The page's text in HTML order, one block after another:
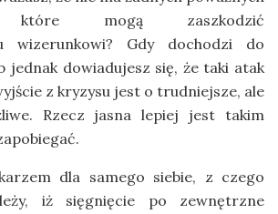
które mogą zaszkodzić
wizerunkowi? Gdy dochodzi do
jednak dowiadujesz się, że taki atak
z kryzysu jest o trudniejsze, ale
Rzecz jasna lepiej jest takim
dla samego siebie, z czego
iż sięgnięcie po zewnętrzne